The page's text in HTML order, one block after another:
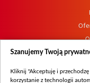
Procedura
Szanujemy Twoją
Kliknij "Akceptuję i
korzystanie z technologii